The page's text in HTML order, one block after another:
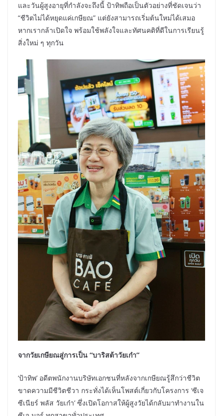
และวันผู้สูงอายุที่กำลังจะถึงนี้ ป้าทิพถือเป็นตัวอย่างที่ชัดเจนว่า
“ชีวิตไม่ได้หยุดแค่เกษียณ” แต่ยังสามารถเริ่มต้นใหม่ได้เสมอ
หากเรากล้าเปิดใจ พร้อมใช้พลังใจและทัศนคติที่ดีในการเรียนรู้
สิ่งใหม่ ๆ ทุกวัน
จากวัยเกษียณสู่การเป็น “บาริสต้าวัยเก๋า”
‘ป้าทิพ’ อดีตพนักงานบริษัทเอกชนที่หลังจากเกษียณรู้สึกว่าชีวิต
ขาดความมีชีวิตชีวา กระทั่งได้เห็นโพสต์เกี่ยวกับโครงการ ‘ซีเจ
ซีเนียร์ พลัส วัยเก๋า’ ซึ่งเปิดโอกาสให้ผู้สูงวัยได้กลับมาทำงานใน